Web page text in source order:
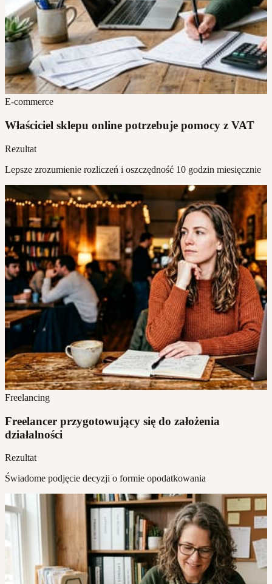
E-commerce
Właściciel sklepu online potrzebuje pomocy z VAT
Rezultat
Lepsze zrozumienie rozliczeń i oszczędność 10 godzin miesięcznie
Freelancing
Freelancer przygotowujący się do założenia
działalności
Rezultat
Świadome podjęcie decyzji o formie opodatkowania